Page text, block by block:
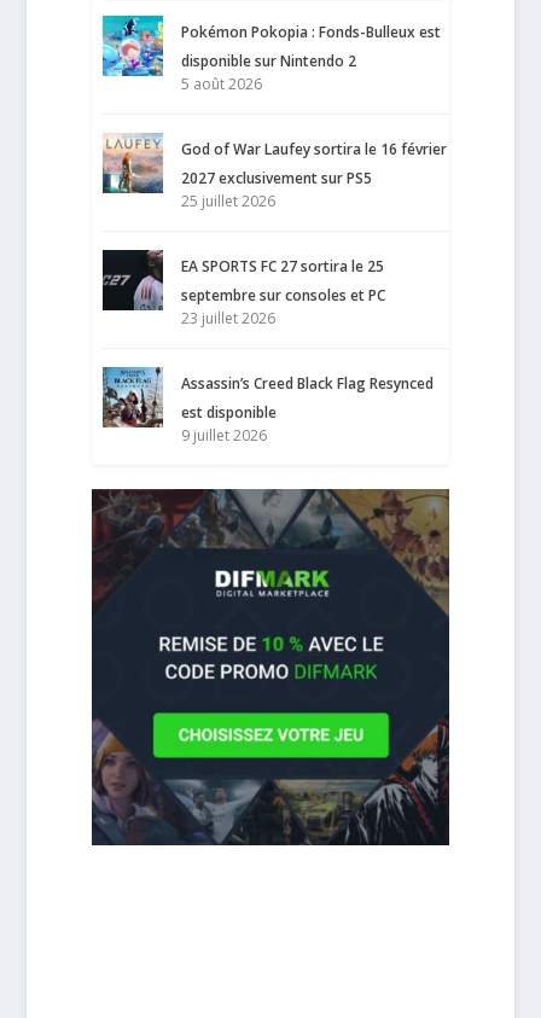
Pokémon Pokopia : Fonds-Bulleux est
disponible sur Nintendo 2
5 août 2026
God of War Laufey sortira le 16 février
2027 exclusivement sur PS5
25 juillet 2026
EA SPORTS FC 27 sortira le 25
septembre sur consoles et PC
23 juillet 2026
Assassin’s Creed Black Flag Resynced
est disponible
9 juillet 2026